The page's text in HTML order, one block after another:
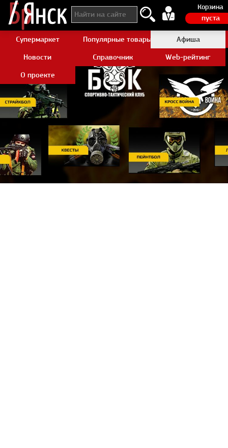
Корзина
пуста
Супермаркет Популярные товары AliexpressАфиша
Новости
Справочник
Web-рейтинг
О проекте